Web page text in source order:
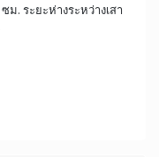
ม. ระยะห่างระหว่างเสา